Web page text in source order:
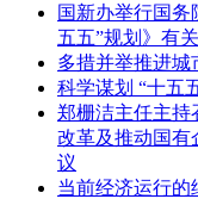
国新办举行国务
五五”规划》有
多措并举推进城
科学谋划 “十五
郑栅洁主任主持
改革及推动国有
议
当前经济运行的